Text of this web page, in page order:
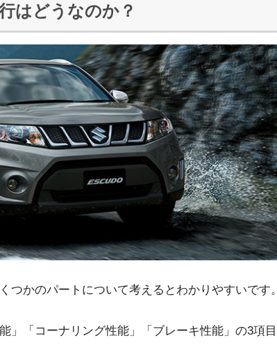
はどうなのか？
つかのパートについて考えるとわかりやすいです。
」「コーナリング性能」「ブレーキ性能」の3項目